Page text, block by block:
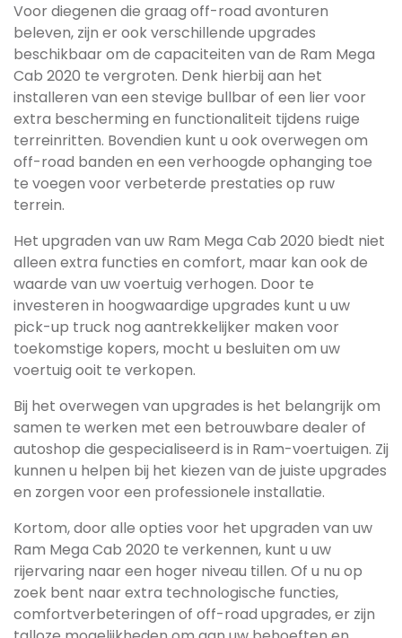
Voor diegenen die graag off-road avonturen
beleven, zijn er ook verschillende upgrades
beschikbaar om de capaciteiten van de Ram Mega
Cab 2020 te vergroten. Denk hierbij aan het
installeren van een stevige bullbar of een lier voor
extra bescherming en functionaliteit tijdens ruige
terreinritten. Bovendien kunt u ook overwegen om
off-road banden en een verhoogde ophanging toe
te voegen voor verbeterde prestaties op ruw
terrein.
Het upgraden van uw Ram Mega Cab 2020 biedt niet
alleen extra functies en comfort, maar kan ook de
waarde van uw voertuig verhogen. Door te
investeren in hoogwaardige upgrades kunt u uw
pick-up truck nog aantrekkelijker maken voor
toekomstige kopers, mocht u besluiten om uw
voertuig ooit te verkopen.
Bij het overwegen van upgrades is het belangrijk om
samen te werken met een betrouwbare dealer of
autoshop die gespecialiseerd is in Ram-voertuigen. Zij
kunnen u helpen bij het kiezen van de juiste upgrades
en zorgen voor een professionele installatie.
Kortom, door alle opties voor het upgraden van uw
Ram Mega Cab 2020 te verkennen, kunt u uw
rijervaring naar een hoger niveau tillen. Of u nu op
zoek bent naar extra technologische functies,
comfortverbeteringen of off-road upgrades, er zijn